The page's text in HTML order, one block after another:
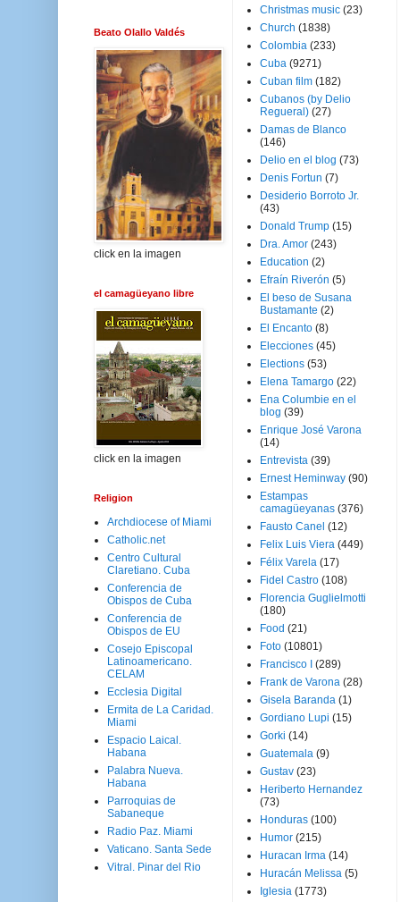
Beato Olallo Valdés
click en la imagen
el camagüeyano libre
click en la imagen
Religion
Archdiocese of Miami
Catholic.net
Centro Cultural
Claretiano. Cuba
Conferencia de
Obispos de Cuba
Conferencia de
Obispos de EU
Cosejo Episcopal
Latinoamericano.
CELAM
Ecclesia Digital
Ermita de La Caridad.
Miami
Espacio Laical.
Habana
Palabra Nueva.
Habana
Parroquias de
Sabaneque
Radio Paz. Miami
Vaticano. Santa Sede
Vitral. Pinar del Rio
Christmas music (23)
Church (1838)
Colombia (233)
Cuba (9271)
Cuban film (182)
Cubanos (by Delio
Regueral) (27)
Damas de Blanco
(146)
Delio en el blog (73)
Denis Fortun (7)
Desiderio Borroto Jr.
(43)
Donald Trump (15)
Dra. Amor (243)
Education (2)
Efraín Riverón (5)
El beso de Susana
Bustamante (2)
El Encanto (8)
Elecciones (45)
Elections (53)
Elena Tamargo (22)
Ena Columbie en el
blog (39)
Enrique José Varona
(14)
Entrevista (39)
Ernest Heminway (90)
Estampas
camagüeyanas (376)
Fausto Canel (12)
Felix Luis Viera (449)
Félix Varela (17)
Fidel Castro (108)
Florencia Guglielmotti
(180)
Food (21)
Foto (10801)
Francisco I
(289)
Frank de Varona (28)
Gisela Baranda (1)
Gordiano Lupi (15)
Gorki (14)
Guatemala (9)
Gustav (23)
Heriberto Hernandez
(73)
Honduras (100)
Humor (215)
Huracan Irma (14)
Huracán Melissa (5)
Iglesia (1773)